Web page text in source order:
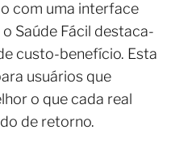
com uma interface
Saúde Fácil destaca-
custo-benefício. Esta
usuários que
o que cada real
de retorno.